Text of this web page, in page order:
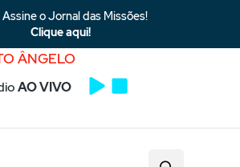
Assine o Jornal das Missões!
Clique aqui!
ÂNGELO
AO VIVO